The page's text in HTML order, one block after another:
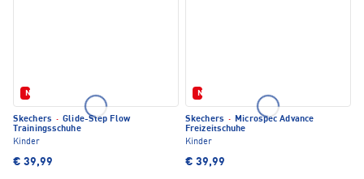
Neu
Skechers · Glide-Step Flow
Trainingsschuhe
Kinder
€ 39,99
Neu
Skechers · Microspec Advance
Freizeitschuhe
Kinder
€ 39,99